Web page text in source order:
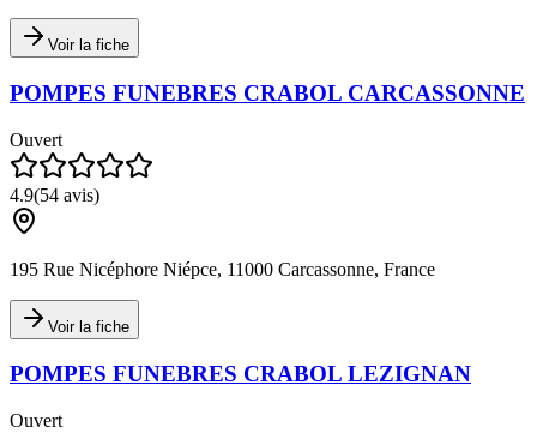
Voir la fiche
POMPES FUNEBRES CRABOL CARCASSONNE
Ouvert
4.9(54 avis)
195 Rue Nicéphore Niépce, 11000 Carcassonne, France
Voir la fiche
POMPES FUNEBRES CRABOL LEZIGNAN
Ouvert